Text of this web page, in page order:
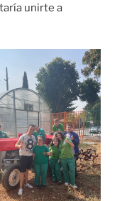
unirte a